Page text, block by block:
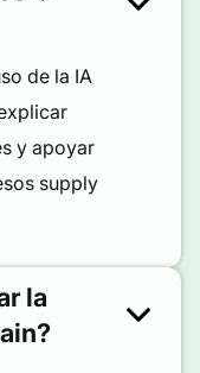
de la IA
y apoyar
supply
la